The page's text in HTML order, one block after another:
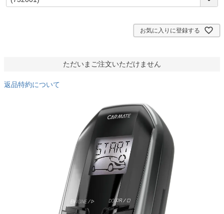
必
お気に入りに登録する
ただいまご注文いただけません
返品特約について